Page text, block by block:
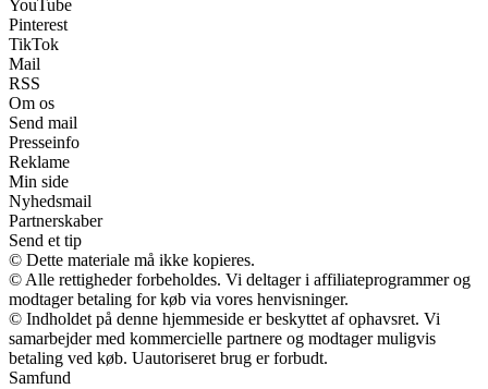
YouTube
Pinterest
TikTok
Mail
RSS
Om os
Send mail
Presseinfo
Reklame
Min side
Nyhedsmail
Partnerskaber
Send et tip
© Dette materiale må ikke kopieres.
© Alle rettigheder forbeholdes. Vi deltager i affiliateprogrammer og
modtager betaling for køb via vores henvisninger.
© Indholdet på denne hjemmeside er beskyttet af ophavsret. Vi
samarbejder med kommercielle partnere og modtager muligvis
betaling ved køb. Uautoriseret brug er forbudt.
Samfund